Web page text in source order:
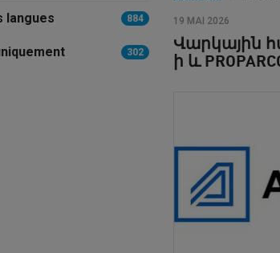
langues 884
302
19 MAI 2026
Վարկային
ի և